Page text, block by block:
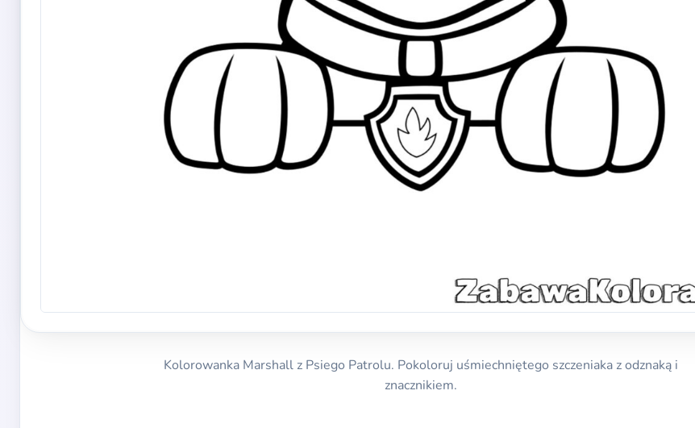
Kolorowanka Marshall z Psiego Patrolu. Pokoloruj uśmiechniętego szczeniaka z odznaką i
znacznikiem.